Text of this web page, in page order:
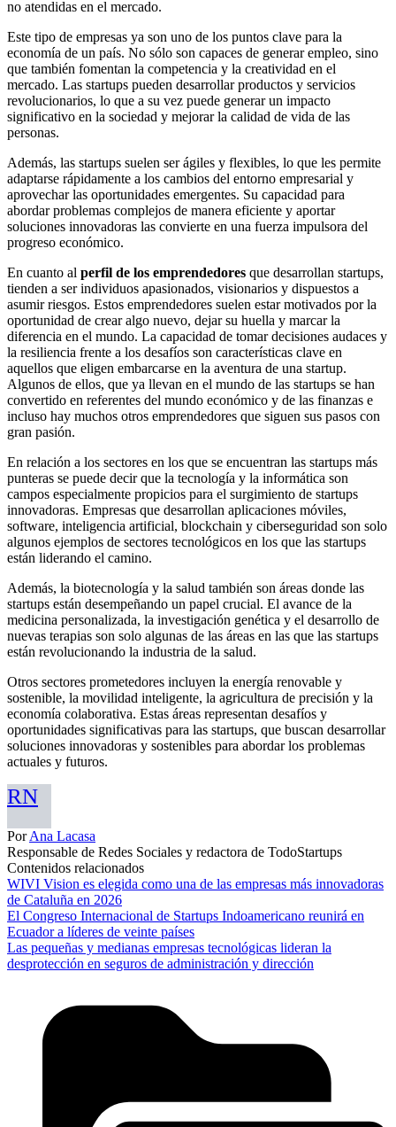
no atendidas en el mercado.
Este tipo de empresas ya son uno de los puntos clave para la
economía de un país. No sólo son capaces de generar empleo, sino
que también fomentan la competencia y la creatividad en el
mercado. Las startups pueden desarrollar productos y servicios
revolucionarios, lo que a su vez puede generar un impacto
significativo en la sociedad y mejorar la calidad de vida de las
personas.
Además, las startups suelen ser ágiles y flexibles, lo que les permite
adaptarse rápidamente a los cambios del entorno empresarial y
aprovechar las oportunidades emergentes. Su capacidad para
abordar problemas complejos de manera eficiente y aportar
soluciones innovadoras las convierte en una fuerza impulsora del
progreso económico.
En cuanto al perfil de los emprendedores que desarrollan startups,
tienden a ser individuos apasionados, visionarios y dispuestos a
asumir riesgos. Estos emprendedores suelen estar motivados por la
oportunidad de crear algo nuevo, dejar su huella y marcar la
diferencia en el mundo. La capacidad de tomar decisiones audaces y
la resiliencia frente a los desafíos son características clave en
aquellos que eligen embarcarse en la aventura de una startup.
Algunos de ellos, que ya llevan en el mundo de las startups se han
convertido en referentes del mundo económico y de las finanzas e
incluso hay muchos otros emprendedores que siguen sus pasos con
gran pasión.
En relación a los sectores en los que se encuentran las startups más
punteras se puede decir que la tecnología y la informática son
campos especialmente propicios para el surgimiento de startups
innovadoras. Empresas que desarrollan aplicaciones móviles,
software, inteligencia artificial, blockchain y ciberseguridad son solo
algunos ejemplos de sectores tecnológicos en los que las startups
están liderando el camino.
Además, la biotecnología y la salud también son áreas donde las
startups están desempeñando un papel crucial. El avance de la
medicina personalizada, la investigación genética y el desarrollo de
nuevas terapias son solo algunas de las áreas en las que las startups
están revolucionando la industria de la salud.
Otros sectores prometedores incluyen la energía renovable y
sostenible, la movilidad inteligente, la agricultura de precisión y la
economía colaborativa. Estas áreas representan desafíos y
oportunidades significativas para las startups, que buscan desarrollar
soluciones innovadoras y sostenibles para abordar los problemas
actuales y futuros.
RN
PorAna Lacasa
Responsable de Redes Sociales y redactora de TodoStartups
Contenidos relacionados
WIVI Vision es elegida como una de las empresas más innovadoras
de Cataluña en 2026
El Congreso Internacional de Startups Indoamericano reunirá en
Ecuador a líderes de veinte países
Las pequeñas y medianas empresas tecnológicas lideran la
desprotección en seguros de administración y dirección